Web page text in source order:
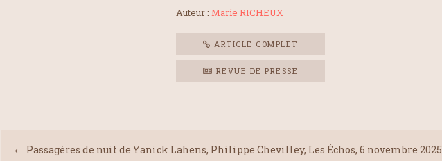
Auteur : Marie RICHEUX
ARTICLE COMPLET
REVUE DE PRESSE
← Passagères de nuit de Yanick Lahens, Philippe Chevilley, Les Échos, 6 novembre 2025